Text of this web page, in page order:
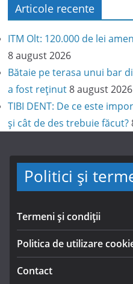
Articole recente
ITM Olt: 120.000 de lei
8 august 2026
Bătaie pe terasa unui bar
a fost reținut 8 august 2026
TIBI DENT: De ce este
și cât de des trebuie făcut?
Politici și
Termeni și condiții
Politica de utilizare
Contact